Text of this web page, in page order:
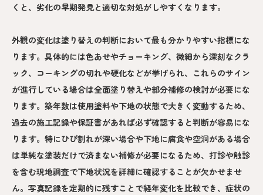
くと、劣化の早期発見と適切な対処がしやすくなります。
外観の変化は塗り替えの判断において最も分かりやすい指標にな
ります。具体的には色あせやチョーキング、微細から深刻なクラ
ック、コーキングの切れや硬化などが挙げられ、これらのサイン
が進行している場合は全面塗り替えや部分補修の検討が必要にな
ります。築年数は使用塗料や下地の状態で大きく変動するため、
過去の施工記録や保証書があれば必ず確認すると判断が容易にな
ります。特にひび割れが深い場合や下地に腐食や空洞がある場合
は単純な塗装だけで済まない補修が必要になるため、打診や触診
を含む現地調査で下地状況を詳細に確認することが欠かせませ
ん。写真記録を定期的に残すことで経年変化を比較でき、症状の